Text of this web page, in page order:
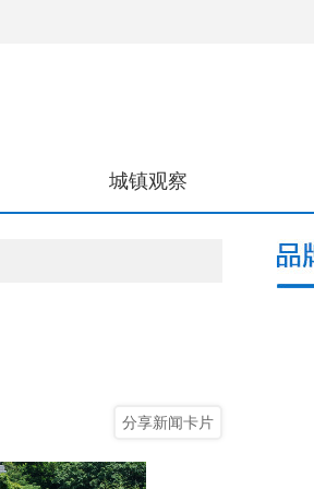
城镇观察
分享新闻卡片